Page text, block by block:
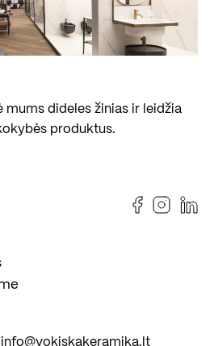
dideles žinias ir leidžia
produktus.
info@vokiskakeramika.lt